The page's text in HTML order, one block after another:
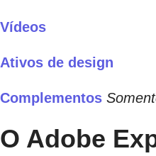
Vídeos
Ativos de design
Complementos
O Adobe